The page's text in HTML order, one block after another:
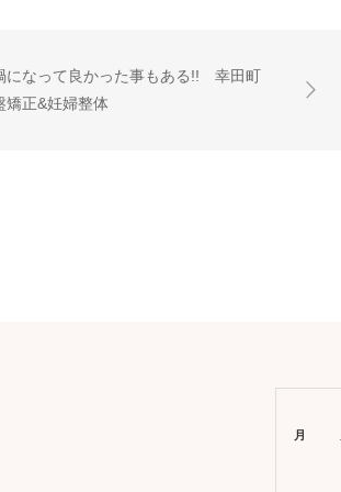
になって良かった事もある!! 幸田町
矯正&妊婦整体
月